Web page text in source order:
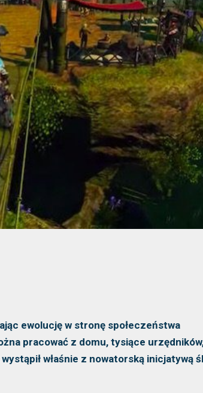
ewolucję w stronę społeczeństwa
pracować z domu, tysiące
właśnie z nowatorską inicjatywą